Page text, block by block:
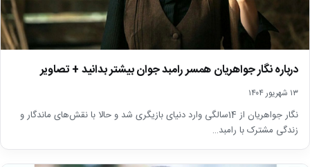
درباره نگار جواهریان‌ همسر‌ رامبد‌ ‌جوان ‌بیشتر بدانید + تصاویر
۱۳ شهریور ۱۴۰۴
نگار جواهریان از 14سالگی وارد دنیای بازیگری شد و حالا با نقش‌های ماندگار و
زندگی مشترک با رامبد…